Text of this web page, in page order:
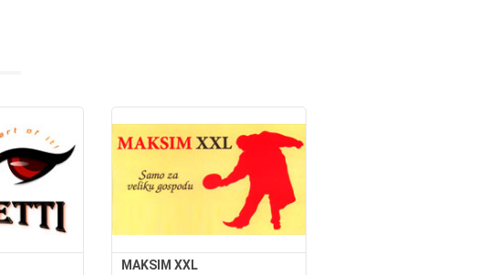
MAKSIM XXL